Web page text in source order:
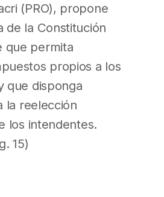
(PRO), propone
de la Constitución
que permita
propios a los
que disponga
la reelección
los intendentes.
15)